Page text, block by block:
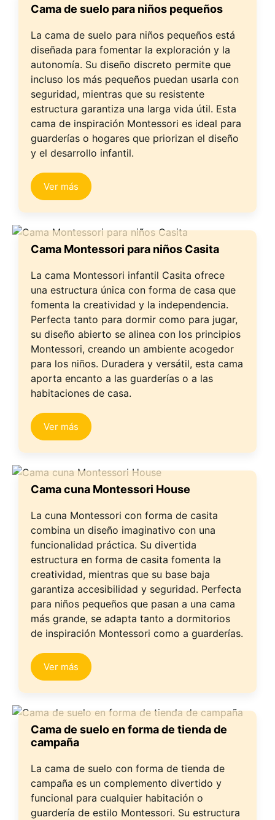
Cama de suelo para niños pequeños
La cama de suelo para niños pequeños está
diseñada para fomentar la exploración y la
autonomía. Su diseño discreto permite que
incluso los más pequeños puedan usarla con
seguridad, mientras que su resistente
estructura garantiza una larga vida útil. Esta
cama de inspiración Montessori es ideal para
guarderías o hogares que priorizan el diseño
y el desarrollo infantil.
Ver más
Cama Montessori para niños Casita
La cama Montessori infantil Casita ofrece
una estructura única con forma de casa que
fomenta la creatividad y la independencia.
Perfecta tanto para dormir como para jugar,
su diseño abierto se alinea con los principios
Montessori, creando un ambiente acogedor
para los niños. Duradera y versátil, esta cama
aporta encanto a las guarderías o a las
habitaciones de casa.
Ver más
Cama cuna Montessori House
La cuna Montessori con forma de casita
combina un diseño imaginativo con una
funcionalidad práctica. Su divertida
estructura en forma de casita fomenta la
creatividad, mientras que su base baja
garantiza accesibilidad y seguridad. Perfecta
para niños pequeños que pasan a una cama
más grande, se adapta tanto a dormitorios
de inspiración Montessori como a guarderías.
Ver más
Cama de suelo en forma de tienda de
campaña
La cama de suelo con forma de tienda de
campaña es un complemento divertido y
funcional para cualquier habitación o
guardería de estilo Montessori. Su estructura